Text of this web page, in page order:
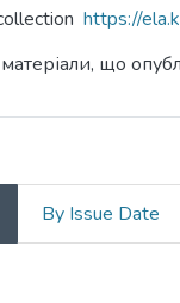
https://
що
By Issue Date